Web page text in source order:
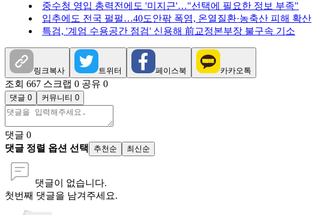
중수청 영입 총력전에도 '미지근'…"선택에 필요한 정보 부족"
입추에도 전국 펄펄…40도안팎 폭염, 온열질환·농축산 피해 확산
특검, '계엄 수용공간 점검' 신용해 前교정본부장 불구속 기소
링크복사 트위터 페이스북 카카오톡
조회 667 스크랩 0 공유 0
댓글 0 커뮤니티 0
댓글 0
댓글 정렬 옵션 선택
추천순 최신순
댓글이 없습니다.
첫번째 댓글을 남겨주세요.